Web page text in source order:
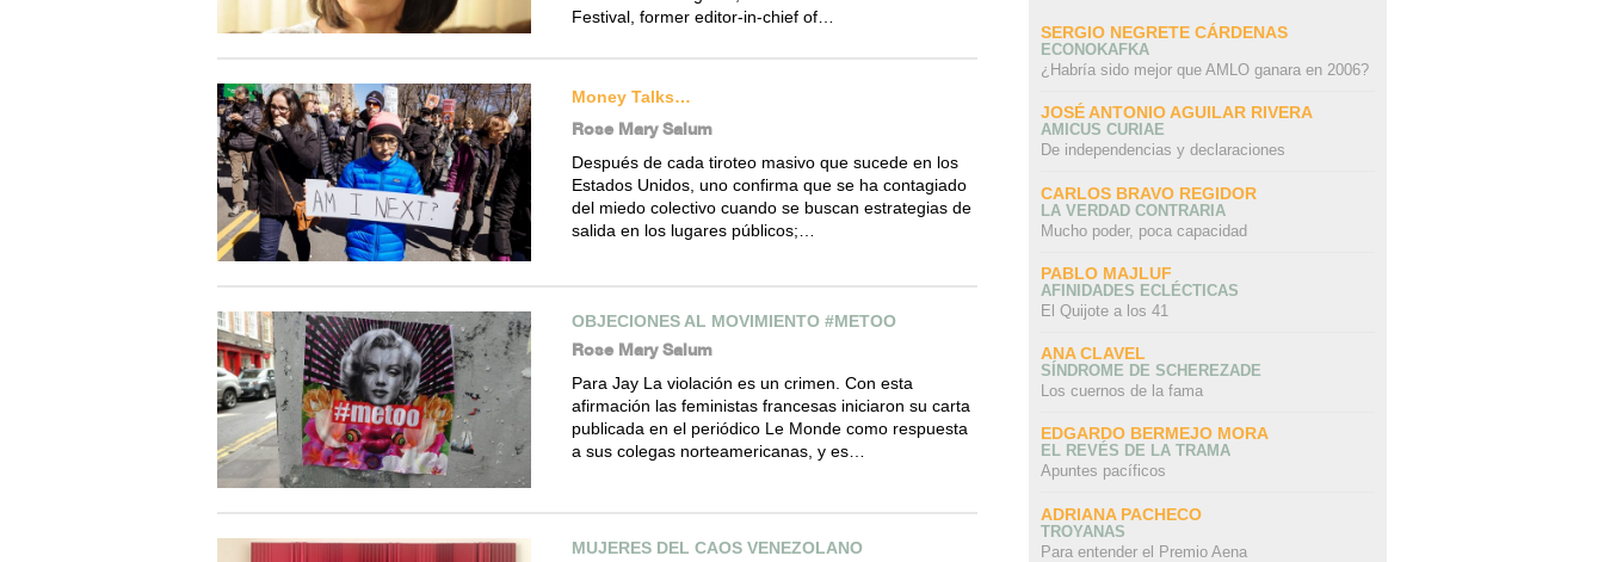
Festival, former editor-in-chief of…
Money Talks…
Rose Mary Salum
Después de cada tiroteo masivo que sucede en los
Estados Unidos, uno confirma que se ha contagiado
del miedo colectivo cuando se buscan estrategias de
salida en los lugares públicos;…
OBJECIONES AL MOVIMIENTO #METOO
Rose Mary Salum
Para Jay La violación es un crimen. Con esta
afirmación las feministas francesas iniciaron su carta
publicada en el periódico Le Monde como respuesta
a sus colegas norteamericanas, y es…
MUJERES DEL CAOS VENEZOLANO
SERGIO NEGRETE CÁRDENAS
ECONOKAFKA
¿Habría sido mejor que AMLO ganara en 2006?
JOSÉ ANTONIO AGUILAR RIVERA
AMICUS CURIAE
De independencias y declaraciones
CARLOS BRAVO REGIDOR
LA VERDAD CONTRARIA
Mucho poder, poca capacidad
PABLO MAJLUF
AFINIDADES ECLÉCTICAS
El Quijote a los 41
ANA CLAVEL
SÍNDROME DE SCHEREZADE
Los cuernos de la fama
EDGARDO BERMEJO MORA
EL REVÉS DE LA TRAMA
Apuntes pacíficos
ADRIANA PACHECO
TROYANAS
Para entender el Premio Aena